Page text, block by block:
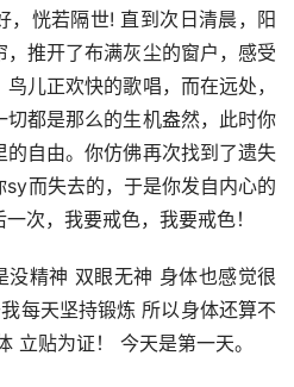
，恍若隔世! 直到次日清晨，阳
推开了布满灰尘的窗户，感受
儿正欢快的歌唱，而在远处，
都是那么的生机盎然，此时你
自由。你仿佛再次找到了遗失
而失去的，于是你发自内心的
次，我要戒色，我要戒色！
精神 双眼无神 身体也感觉很
每天坚持锻炼 所以身体还算不
立贴为证！ 今天是第一天。